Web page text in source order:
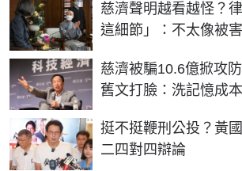
慈濟聲明越看越怪？
這細節」：不太像被
慈濟被騙10.6億掀攻
舊文打臉：洗記憶成
挺不挺鞭刑公投？黃
二四對四辯論